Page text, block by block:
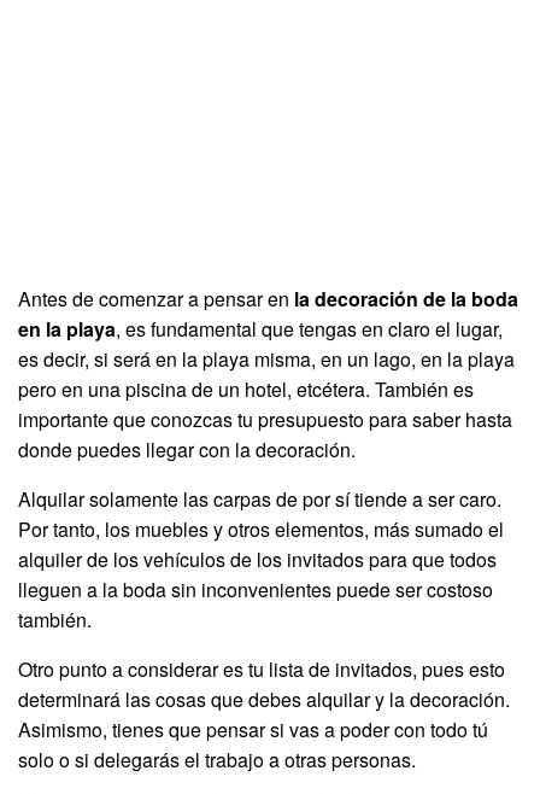
Antes de comenzar a pensar en la decoración de la boda
en la playa, es fundamental que tengas en claro el lugar,
es decir, si será en la playa misma, en un lago, en la playa
pero en una piscina de un hotel, etcétera. También es
importante que conozcas tu presupuesto para saber hasta
donde puedes llegar con la decoración.
Alquilar solamente las carpas de por sí tiende a ser caro.
Por tanto, los muebles y otros elementos, más sumado el
alquiler de los vehículos de los invitados para que todos
lleguen a la boda sin inconvenientes puede ser costoso
también.
Otro punto a considerar es tu lista de invitados, pues esto
determinará las cosas que debes alquilar y la decoración.
Asimismo, tienes que pensar si vas a poder con todo tú
solo o si delegarás el trabajo a otras personas.